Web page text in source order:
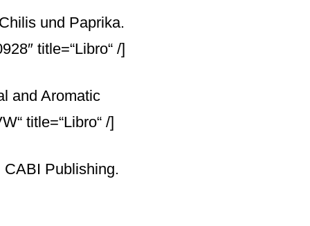
und Paprika.
title=“Libro“ /]
and Aromatic
title=“Libro“ /]
CABI Publishing.